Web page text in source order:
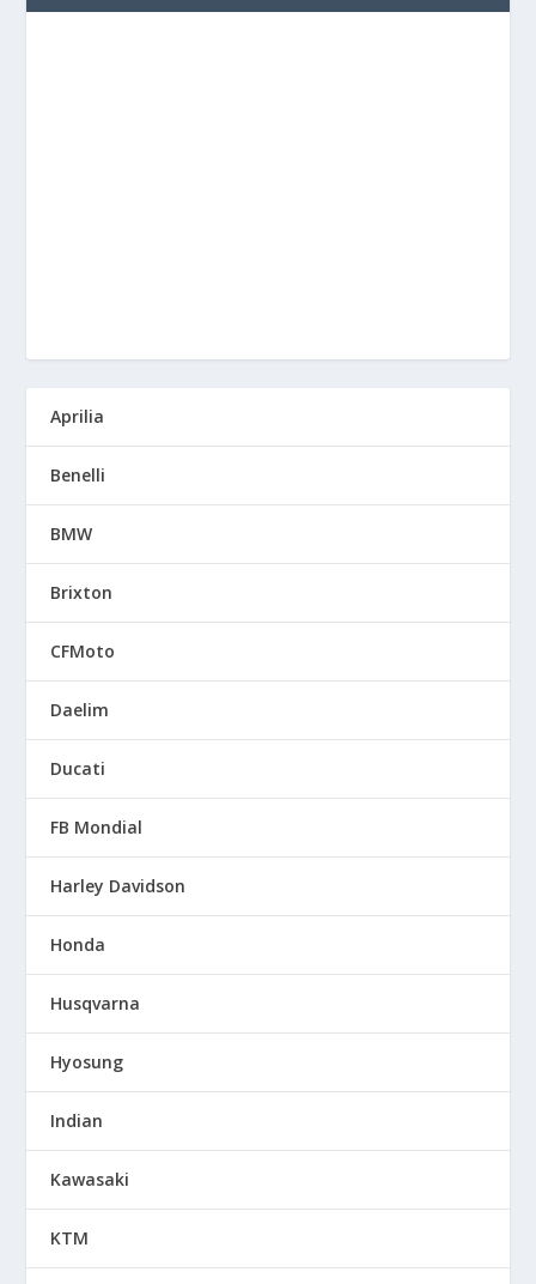
Aprilia
Benelli
BMW
Brixton
CFMoto
Daelim
Ducati
FB Mondial
Harley Davidson
Honda
Husqvarna
Hyosung
Indian
Kawasaki
KTM